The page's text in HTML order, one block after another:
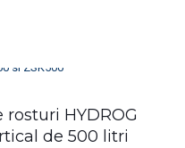
HYDROG
de 500 litri